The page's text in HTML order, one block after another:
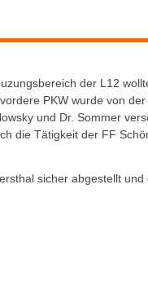
der L12
PKW wurde von
und Dr. Sommer
die Tätigkeit der FF
sicher abgestellt und